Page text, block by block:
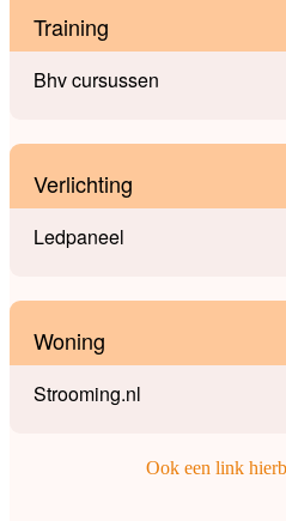
Training
Bhv cursussen
Verlichting
Ledpaneel
Woning
Strooming.nl
Ook een link